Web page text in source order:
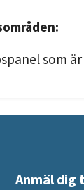
som
Anmäl dig